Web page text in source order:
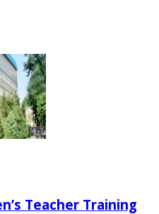
Teacher Training